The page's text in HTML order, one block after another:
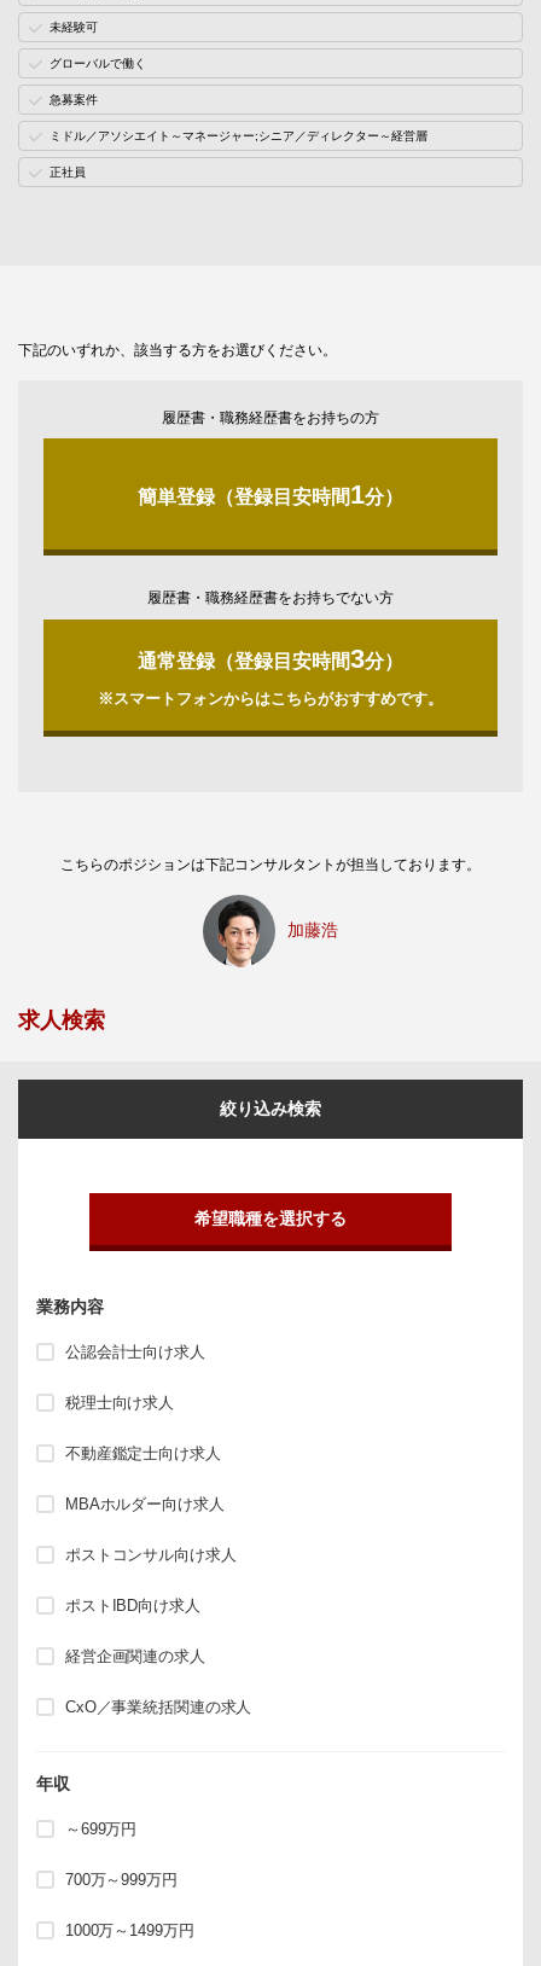
未経験可
グローバルで働く
急募案件
ミドル／アソシエイト～マネージャー;シニア／ディレクター～経営層
正社員
下記のいずれか、該当する方をお選びください。
履歴書・職務経歴書をお持ちの方
簡単登録（登録目安時間1分）
履歴書・職務経歴書をお持ちでない方
通常登録（登録目安時間3分）
※スマートフォンからはこちらがおすすめです。
こちらのポジションは下記コンサルタントが担当しております。
加藤浩
求人検索
絞り込み検索
希望職種を選択する
業務内容
公認会計士向け求人
税理士向け求人
不動産鑑定士向け求人
MBAホルダー向け求人
ポストコンサル向け求人
ポストIBD向け求人
経営企画関連の求人
CxO／事業統括関連の求人
年収
～699万円
700万～999万円
1000万～1499万円